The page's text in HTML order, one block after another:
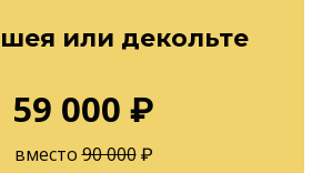
или декольте
59 000 ₽
вместо90 000₽